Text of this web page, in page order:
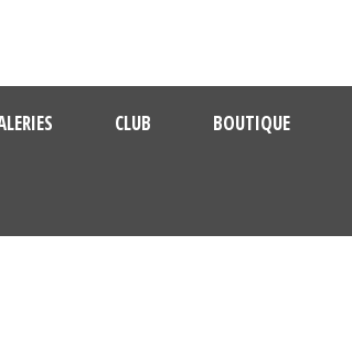
CLUB BOUTIQUE